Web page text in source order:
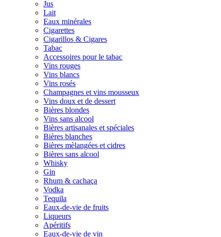
Jus
Lait
Eaux minérales
Cigarettes
Cigarillos & Cigares
Tabac
Accessoires pour le tabac
Vins rouges
Vins blancs
Vins rosés
Champagnes et vins mousseux
Vins doux et de dessert
Bières blondes
Vins sans alcool
Bières artisanales et spéciales
Bières blanches
Bières mèlangées et cidres
Bières sans alcool
Whisky
Gin
Rhum & cachaça
Vodka
Tequila
Eaux-de-vie de fruits
Liqueurs
Apéritifs
Eaux-de-vie de vin